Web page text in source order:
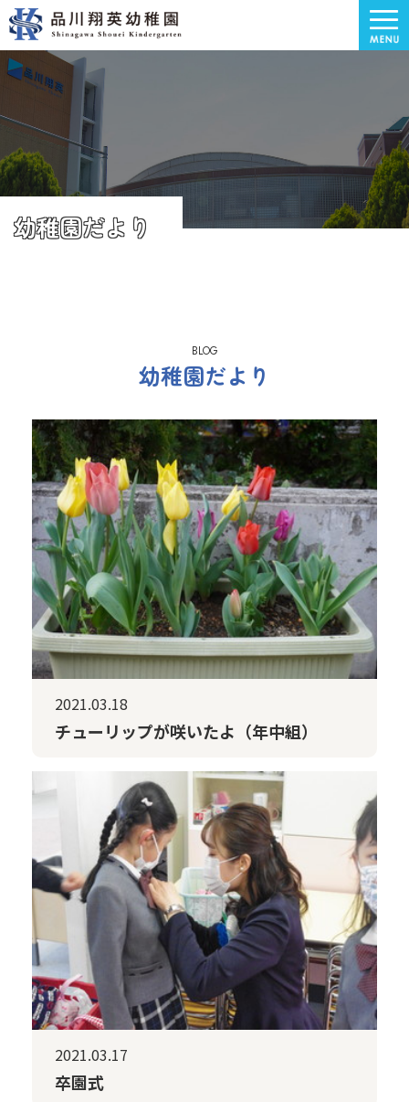
幼稚園だより
BLOG
幼稚園だより
2021.03.18
チューリップが咲いたよ（年中組）
2021.03.17
卒園式